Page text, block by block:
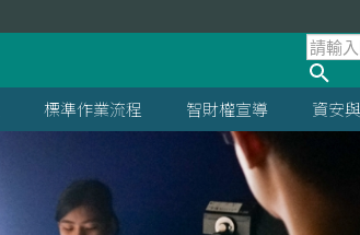
標準作業流程 智財權宣導 資安